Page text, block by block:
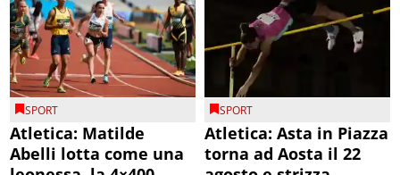
SPORT
Atletica: Matilde
Abelli lotta come una
SPORT
Atletica: Asta in Piazza
torna ad Aosta il 22